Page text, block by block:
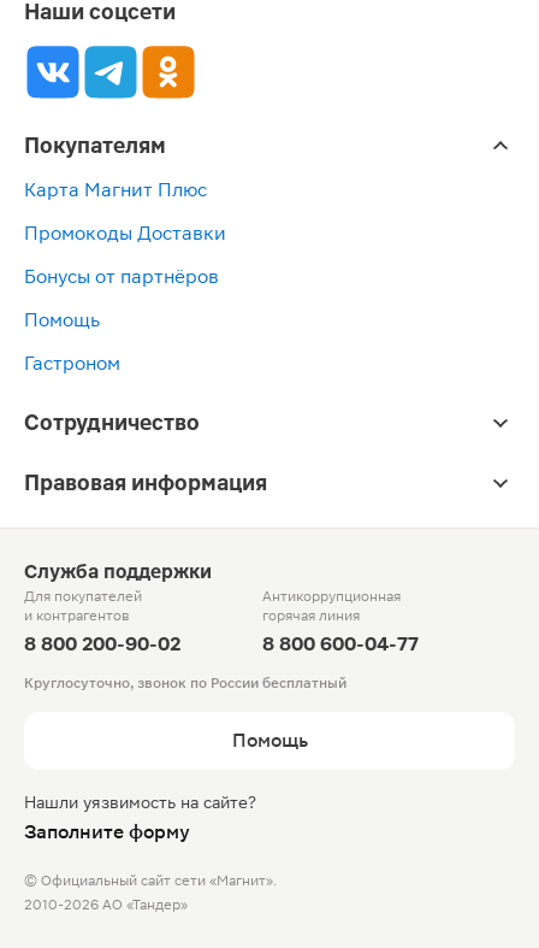
Наши соцсети
Покупателям
Карта Магнит Плюс
Промокоды Доставки
Бонусы от партнёров
Помощь
Гастроном
Сотрудничество
Правовая информация
Служба поддержки
Для покупателей
и контрагентов
8 800 200-90-02
Антикоррупционная
горячая линия
8 800 600-04-77
Круглосуточно, звонок по России бесплатный
Помощь
Нашли уязвимость на сайте?
Заполните форму
© Официальный сайт сети «Магнит».
2010-2026 АО «Тандер»